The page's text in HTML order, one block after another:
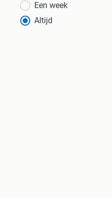
Een week
Altijd